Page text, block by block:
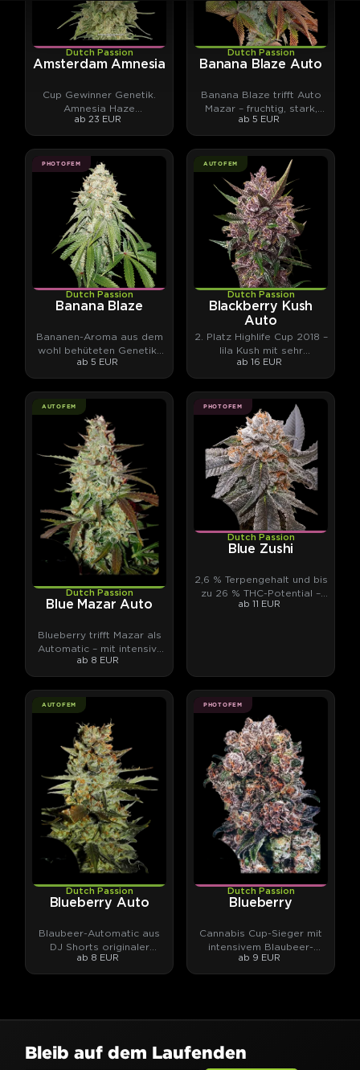
Dutch Passion
Amsterdam Amnesia
Cup Gewinner Genetik.
Amnesia Haze
Nachkomme. Amsterdam-
Klassiker.
ab 23 EUR
Dutch Passion
Banana Blaze Auto
Banana Blaze trifft Auto
Mazar – fruchtig, stark,
klebrig.
ab 5 EUR
PHOTOFEM
Dutch Passion
Banana Blaze
Bananen-Aroma aus dem
wohl behüteten Genetik-
Archiv von Dutch Passion
ab 5 EUR
AUTOFEM
Dutch Passion
Blackberry Kush
Auto
2. Platz Highlife Cup 2018 –
lila Kush mit sehr
komplexen Terpenen
ab 16 EUR
AUTOFEM
Dutch Passion
Blue Mazar Auto
Blueberry trifft Mazar als
Automatic – mit intensiv-
fruchtigen Terpenen.
ab 8 EUR
PHOTOFEM
Dutch Passion
Blue Zushi
2,6 % Terpengehalt und bis
zu 26 % THC-Potential –
von unabhängigen
ab 11 EUR
AUTOFEM
Dutch Passion
Blueberry Auto
Blaubeer-Automatic aus
DJ Shorts originaler
Blueberry-Genetik.
ab 8 EUR
PHOTOFEM
Dutch Passion
Blueberry
Cannabis Cup-Sieger mit
intensivem Blaubeer-
Aroma.
ab 9 EUR
Bleib auf dem Laufenden